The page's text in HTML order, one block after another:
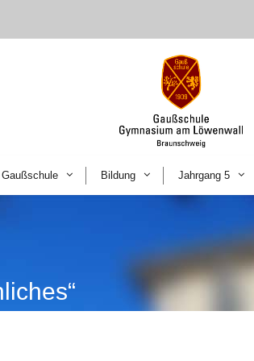
Gaußschule Bildung Jahrgang 5